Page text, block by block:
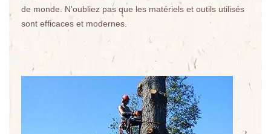
de monde. N'oubliez pas que les matériels et outils utilisés
sont efficaces et modernes.